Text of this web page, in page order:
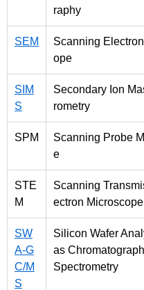
raphy
SEM
Scanning
ope
SIM
S
Secondary Ion
rometry
SPM
Scanning Probe
e
STE
M
Scanning
ectron Microscope
SW
A-G
C/M
S
Silicon Wafer
as
Spectrometry